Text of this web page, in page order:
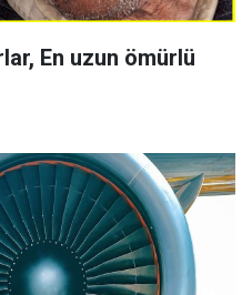
En uzun ömürlü